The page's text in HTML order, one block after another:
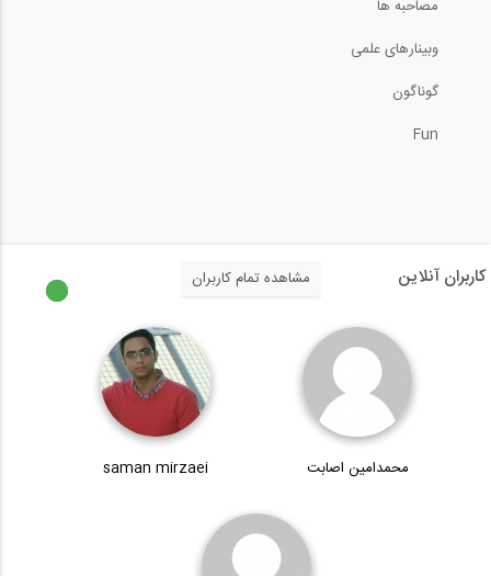
آشنایی با فیکسچرها، انکرها و محکم کننده...
مصاحبه ها
وبینارهای علمی
گوناگون
Fun
کاربران آنلاین مشاهده تمام کاربران
محمدامین اصابت saman mirzaei